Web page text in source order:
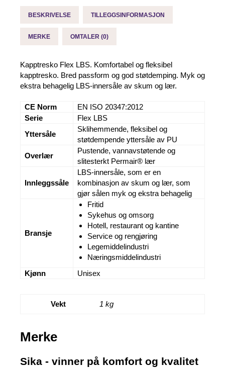
BESKRIVELSE TILLEGGSINFORMASJON
MERKE OMTALER (0)
Kapptresko Flex LBS. Komfortabel og fleksibel
kapptresko. Bred passform og god støtdemping. Myk og
ekstra behagelig LBS-innersåle av skum og lær.
CE Norm
EN ISO 20347:2012
Serie
Flex LBS
Yttersåle
Sklihemmende, fleksibel og
støtdempende yttersåle av PU
Overlær
Pustende, vannavstøtende og
slitesterkt Permair® lær
Innleggssåle
LBS-innersåle, som er en
kombinasjon av skum og lær, som
gjør sålen myk og ekstra behagelig
Bransje
Fritid
Sykehus og omsorg
Hotell, restaurant og kantine
Service og rengjøring
Legemiddelindustri
Næringsmiddelindustri
Kjønn
Unisex
Vekt 1 kg
Merke
Sika - vinner på komfort og kvalitet